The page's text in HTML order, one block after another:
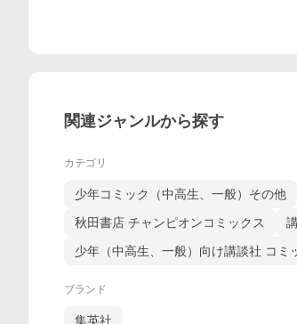
関連ジャンルから探す
カテゴリ
少年コミック（中高生、一般）その他
秋田書店 チャンピオンコミックス
少年（中高生、一般）向け講談社 コミ
ブランド
集英社